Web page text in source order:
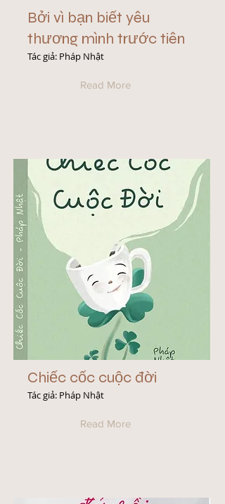
Bởi vì bạn biết yêu
thương mình trước tiên
Tác giả: Pháp Nhật
Read More
Chiếc cốc cuộc đời
Tác giả: Pháp Nhật
Read More